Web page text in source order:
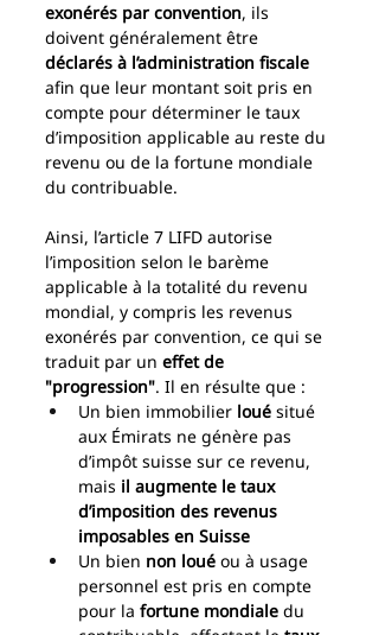
exonérés par convention, ils
doivent généralement être
déclarés à l’administration fiscale
afin que leur montant soit pris en
compte pour déterminer le taux
d’imposition applicable au reste du
revenu ou de la fortune mondiale
du contribuable.
Ainsi, l’article 7 LIFD autorise
l’imposition selon le barème
applicable à la totalité du revenu
mondial, y compris les revenus
exonérés par convention, ce qui se
traduit par un effet de
"progression". Il en résulte que :
Un bien immobilier loué situé
aux Émirats ne génère pas
d’impôt suisse sur ce revenu,
mais il augmente le taux
d’imposition des revenus
imposables en Suisse
Un bien non loué ou à usage
personnel est pris en compte
pour la fortune mondiale du